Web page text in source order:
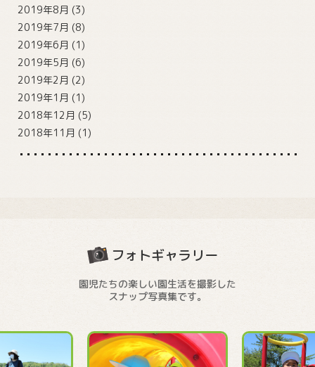
2019年8月 (3)
2019年7月 (8)
2019年6月 (1)
2019年5月 (6)
2019年2月 (2)
2019年1月 (1)
2018年12月 (5)
2018年11月 (1)
フォトギャラリー
園児たちの楽しい園生活を撮影した
スナップ写真集です。